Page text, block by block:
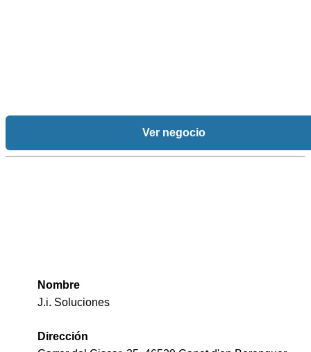
Ver negocio
Nombre
J.i. Soluciones
Dirección